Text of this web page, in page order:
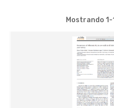
Mostrando 1-